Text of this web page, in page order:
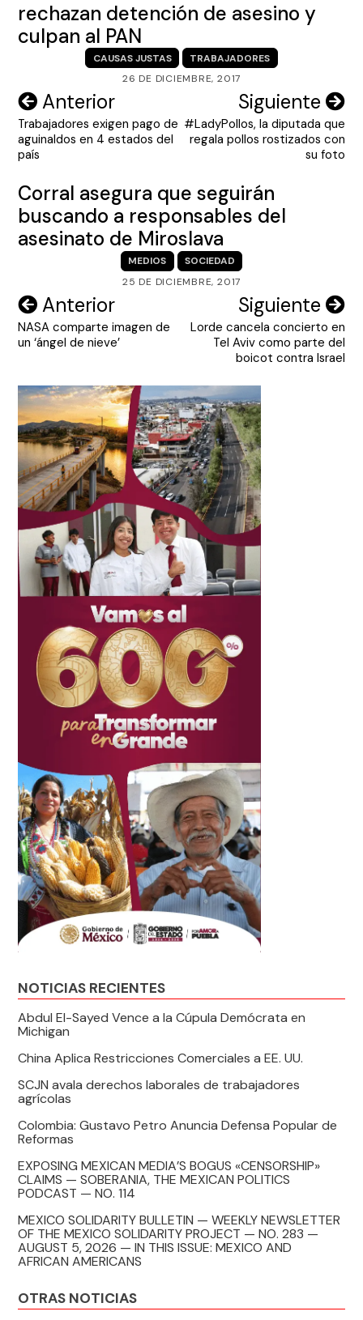
rechazan detención de asesino y
culpan al PAN
CAUSAS JUSTAS
TRABAJADORES
26 DE DICIEMBRE, 2017
Navegación
de
entradas
Anterior
Trabajadores exigen pago de
aguinaldos en 4 estados del
país
Siguiente
#LadyPollos, la diputada que
regala pollos rostizados con
su foto
Corral asegura que seguirán
buscando a responsables del
asesinato de Miroslava
MEDIOS
SOCIEDAD
25 DE DICIEMBRE, 2017
Navegación
de
Anterior
NASA comparte imagen de
un ‘ángel de nieve’
Siguiente
Lorde cancela concierto en
Tel Aviv como parte del
boicot contra Israel
NOTICIAS RECIENTES
Abdul El-Sayed Vence a la Cúpula Demócrata en
Michigan
China Aplica Restricciones Comerciales a EE. UU.
SCJN avala derechos laborales de trabajadores
agrícolas
Colombia: Gustavo Petro Anuncia Defensa Popular de
Reformas
EXPOSING MEXICAN MEDIA’S BOGUS «CENSORSHIP»
CLAIMS — SOBERANIA, THE MEXICAN POLITICS
PODCAST — NO. 114
MEXICO SOLIDARITY BULLETIN — WEEKLY NEWSLETTER
OF THE MEXICO SOLIDARITY PROJECT — NO. 283 —
AUGUST 5, 2026 — IN THIS ISSUE: MEXICO AND
AFRICAN AMERICANS
OTRAS NOTICIAS